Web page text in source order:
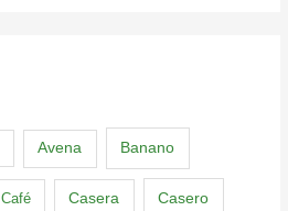
Avena Banano
Café Casera Casero